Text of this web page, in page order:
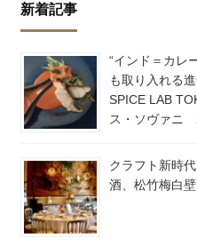
新着記事
“インド＝カレ
も取り入れる
SPICE LAB
ス・ソヴァニ
クラフト新時
酒、松竹梅白壁